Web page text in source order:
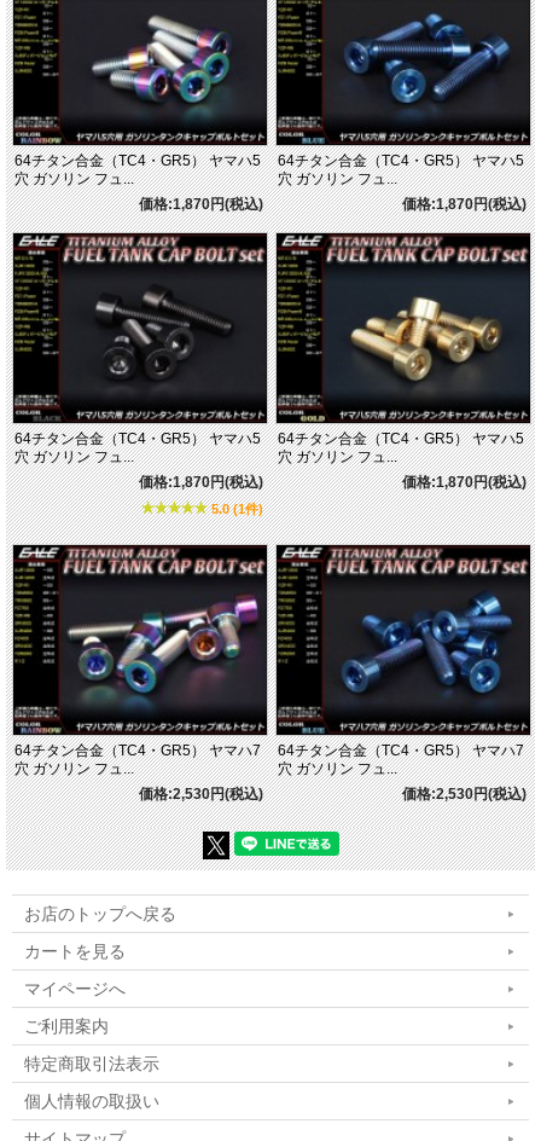
64チタン合金（TC4・GR5） ヤマハ5
穴 ガソリン フュ...
価格:1,870円(税込)
64チタン合金（TC4・GR5） ヤマハ5
穴 ガソリン フュ...
価格:1,870円(税込)
64チタン合金（TC4・GR5） ヤマハ5
穴 ガソリン フュ...
価格:1,870円(税込)
5.0 (1件)
64チタン合金（TC4・GR5） ヤマハ5
穴 ガソリン フュ...
価格:1,870円(税込)
64チタン合金（TC4・GR5） ヤマハ7
穴 ガソリン フュ...
価格:2,530円(税込)
64チタン合金（TC4・GR5） ヤマハ7
穴 ガソリン フュ...
価格:2,530円(税込)
お店のトップへ戻る
カートを見る
マイページへ
ご利用案内
特定商取引法表示
個人情報の取扱い